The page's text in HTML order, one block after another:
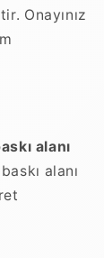
Onayınız
alanı
alanı